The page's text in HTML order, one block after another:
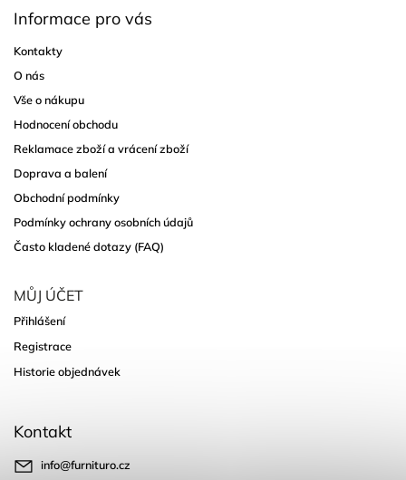
Informace pro vás
Kontakty
O nás
Vše o nákupu
Hodnocení obchodu
Reklamace zboží a vrácení zboží
Doprava a balení
Obchodní podmínky
Podmínky ochrany osobních údajů
Často kladené dotazy (FAQ)
MŮJ ÚČET
Přihlášení
Registrace
Historie objednávek
Kontakt
info@furnituro.cz